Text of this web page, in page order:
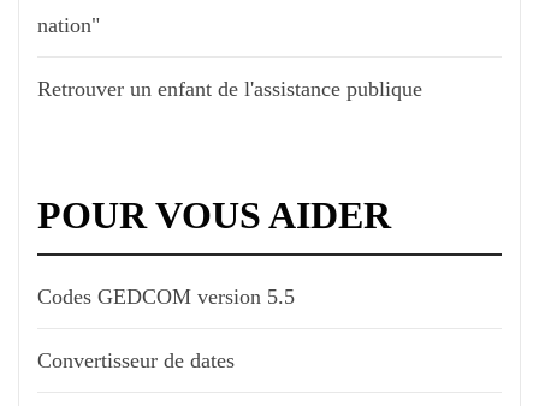
nation"
Retrouver un enfant de l'assistance publique
POUR VOUS AIDER
Codes GEDCOM version 5.5
Convertisseur de dates